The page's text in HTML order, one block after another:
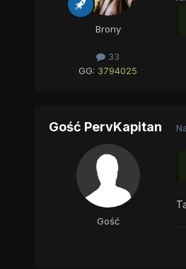
Brony
33
GG: 3794025
Gość PervKapitan
Gość